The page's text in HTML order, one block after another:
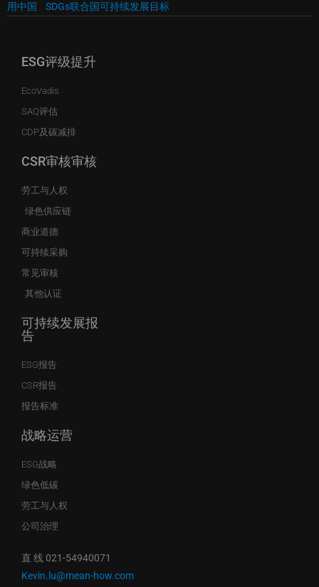
用中国
SDGs联合国可持续发展目标
ESG评级提升
EcoVadis
SAQ评估
CDP及碳减排
CSR审核审核
劳工与人权
绿色供应链
商业道德
可持续采购
常见审核
其他认证
可持续发展报
告
ESG报告
CSR报告
报告标准
战略运营
ESG战略
绿色低碳
劳工与人权
公司治理
直 线 021-54940071
Kevin.lu@mean-how.com